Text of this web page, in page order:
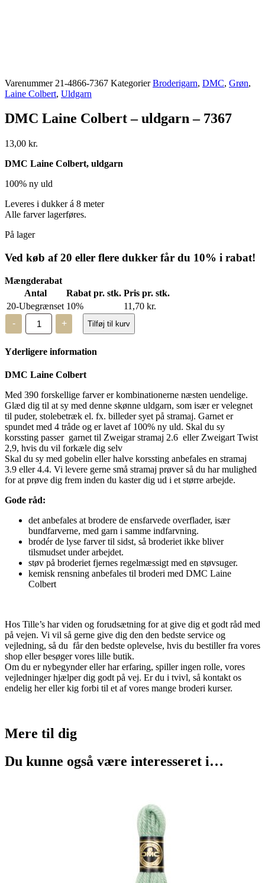
Varenummer 21-4866-7367 Kategorier Broderigarn, DMC, Grøn,
Laine Colbert, Uldgarn
DMC Laine Colbert – uldgarn – 7367
13,00 kr.
DMC Laine Colbert, uldgarn
100% ny uld
Leveres i dukker á 8 meter
Alle farver lagerføres.
På lager
Ved køb af 20 eller flere dukker får du 10% i rabat!
Mængderabat
Antal
Rabat pr. stk. Pris pr. stk.
20-Ubegrænset 10% 11,70 kr.
-
DMC
Laine
Colbert
uldgarn
7367
+ Tilføj til kurv
Yderligere information
DMC Laine Colbert
Med 390 forskellige farver er kombinationerne næsten uendelige.
Glæd dig til at sy med denne skønne uldgarn, som især er velegnet
til puder, stolebetræk el. fx. billeder syet på stramaj. Garnet er
spundet med 4 tråde og er lavet af 100% ny uld. Skal du sy
korssting passer garnet til Zweigar stramaj 2.6 eller Zweigart Twist
2,9, hvis du vil forkæle dig selv
Skal du sy med gobelin eller halve korssting anbefales en stramaj
3.9 eller 4.4. Vi levere gerne små stramaj prøver så du har mulighed
for at prøve dig frem inden du kaster dig ud i et større arbejde.
Gode råd:
det anbefales at brodere de ensfarvede overflader, især
bundfarverne, med garn i samme indfarvning.
brodér de lyse farver til sidst, så broderiet ikke bliver
tilsmudset under arbejdet.
støv på broderiet fjernes regelmæssigt med en støvsuger.
kemisk rensning anbefales til broderi med DMC Laine
Colbert
Hos Tille’s har viden og forudsætning for at give dig et godt råd med
på vejen. Vi vil så gerne give dig den den bedste service og
vejledning, så du får den bedste oplevelse, hvis du bestiller fra vores
shop eller besøger vores lille butik.
Om du er nybegynder eller har erfaring, spiller ingen rolle, vores
vejledninger hjælper dig godt på vej. Er du i tvivl, så kontakt os
endelig her eller kig forbi til et af vores mange broderi kurser.
Mere til dig
Du kunne også være interesseret i…